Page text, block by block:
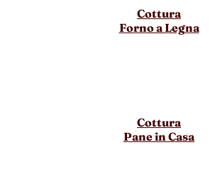
Cottura
Forno a Legna
Cottura
Pane in Casa